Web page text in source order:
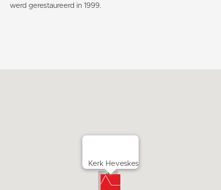
werd gerestaureerd in 1999.
Kerk Heveskes